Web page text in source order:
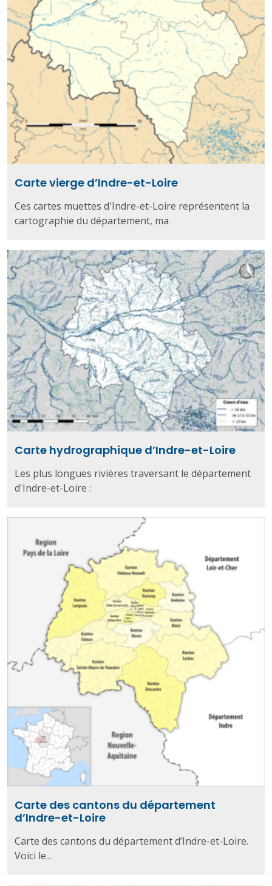
Carte vierge d’Indre-et-Loire
Ces cartes muettes d'Indre-et-Loire représentent la
cartographie du département, ma
Carte hydrographique d’Indre-et-Loire
Les plus longues rivières traversant le département
d'Indre-et-Loire :
Carte des cantons du département
d’Indre-et-Loire
Carte des cantons du département d’Indre-et-Loire.
Voici le...